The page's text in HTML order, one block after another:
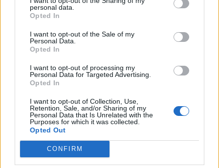
personal data.
Opted In
I want to opt-out of the Sale of my
Personal Data.
Opted In
I want to opt-out of processing my
Personal Data for Targeted Advertising.
Opted In
I want to opt-out of Collection, Use,
Retention, Sale, and/or Sharing of my
Personal Data that Is Unrelated with the
Purposes for which it was collected.
Opted Out
CONFIRM
Pnompenis nepranešė apie jokias karines aukas, nors
Chanmony, Kambodžos lyderio Hun Maneto žmona,
dalyvaujanti kovose žuvusių karių laidotuvėse.
Smurtas tebesitęsė ir tuo metu, kai šią savaitę vyko
derybos pasienyje.